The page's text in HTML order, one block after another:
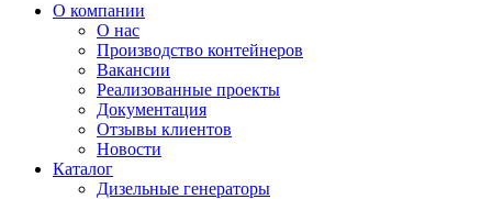
О компании
О нас
Производство контейнеров
Вакансии
Реализованные проекты
Документация
Отзывы клиентов
Новости
Каталог
Дизельные генераторы